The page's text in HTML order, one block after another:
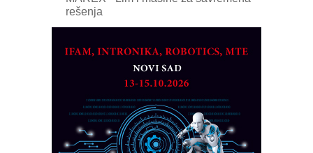
rešenja
partner
CTO - Prilagodite svoju toplinsku
Razvoj asortimanskog pravca MINI-
PLC AKYTEC
AUKOM: Svetski standard metrologije
dostupan u Srbiji